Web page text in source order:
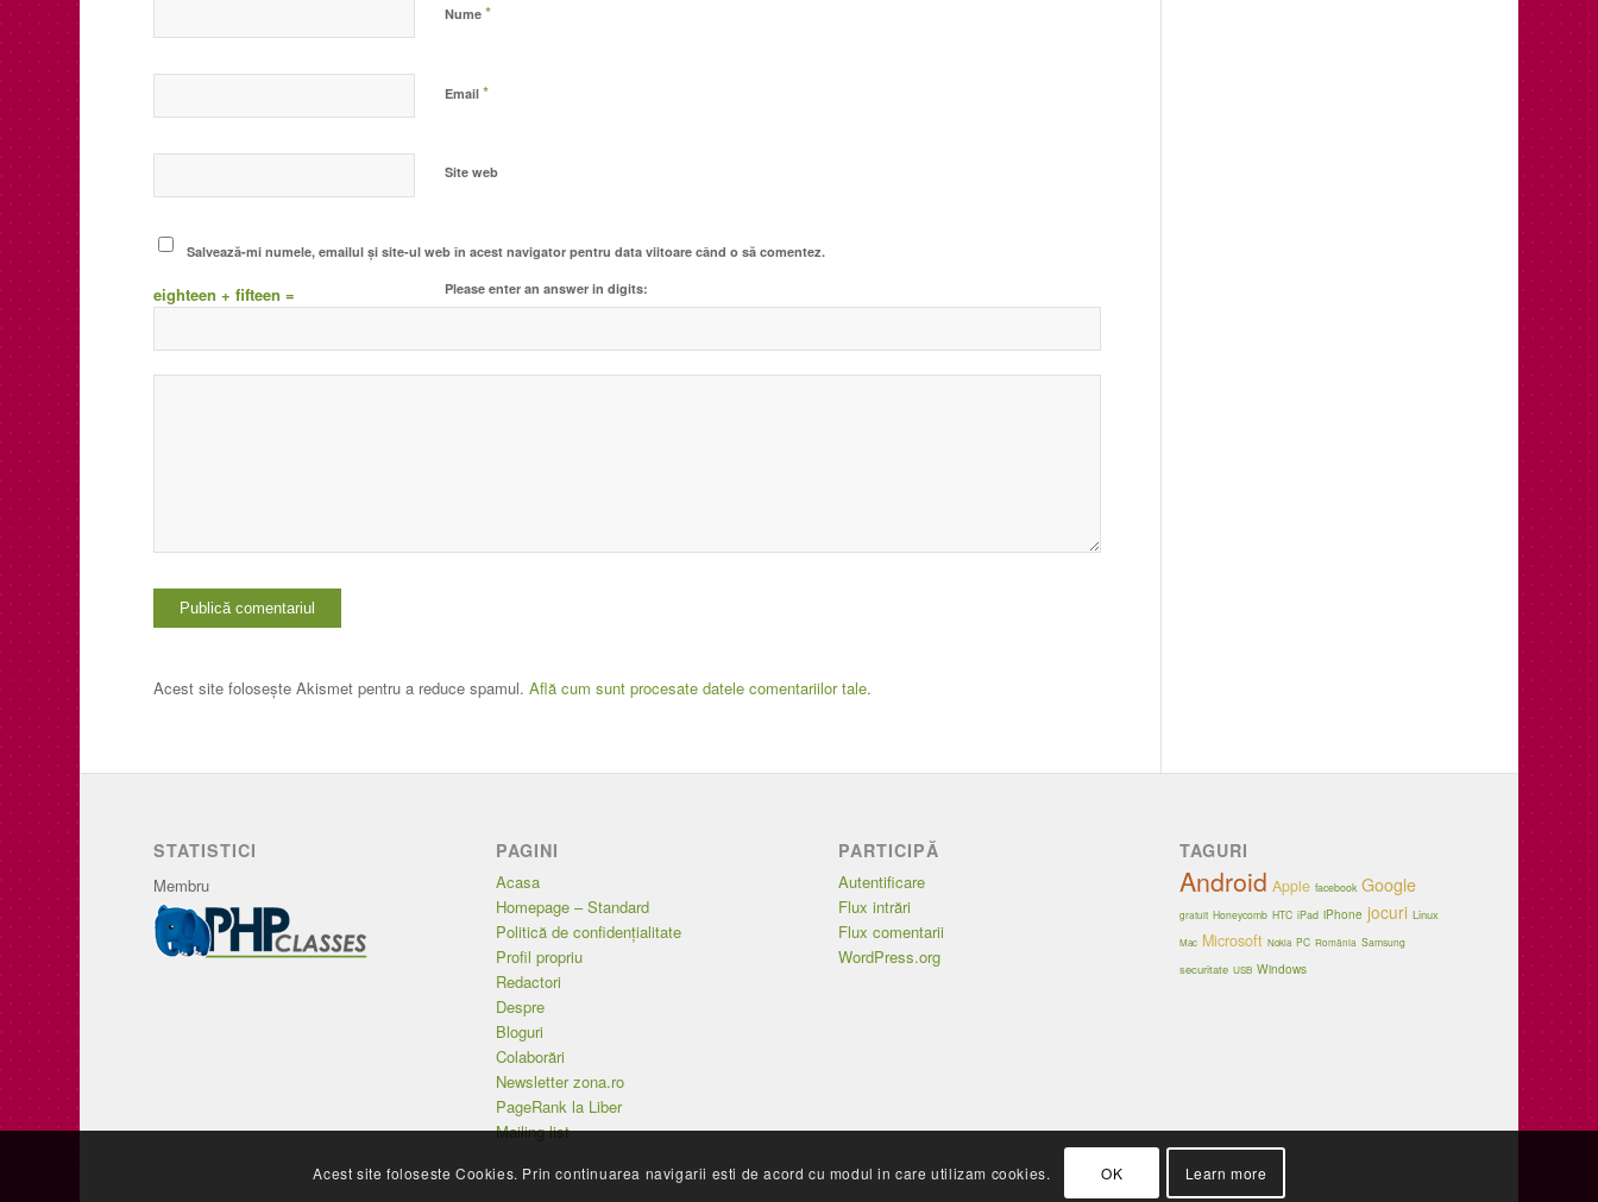
Nume*
Email*
Site web
Salvează-mi numele, emailul și site-ul web în acest navigator pentru data viitoare când o să comentez.
Please enter an answer in digits:
eighteen + fifteen =
Acest site folosește Akismet pentru a reduce spamul.Află cum sunt procesate datele comentariilor tale.
STATISTICI
Membru
PAGINI
Acasa
Homepage – Standard
Politică de confidențialitate
Profil propriu
Redactori
Despre
Bloguri
Colaborări
Newsletter zona.ro
PageRank la Liber
Mailing list
PARTICIPĂ
Autentificare
Flux intrări
Flux comentarii
WordPress.org
TAGURI
Android Apple facebook Google
gratuit Honeycomb HTC iPad iPhone jocuri Linux
Mac Microsoft Nokia PC România Samsung
securitate USB Windows
Acest site foloseste Cookies. Prin continuarea navigarii esti de acord cu modul in care utilizam cookies. OK Learn more